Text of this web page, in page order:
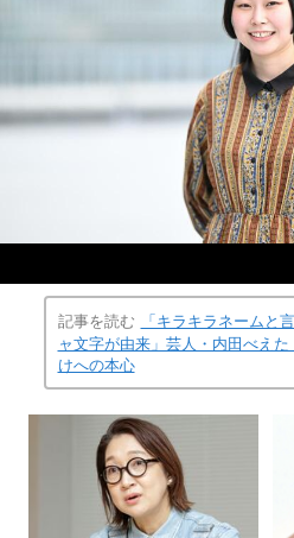
記事を読む
「キラキラネームと
ャ文字が由来」芸人・内田べえ
けへの本心